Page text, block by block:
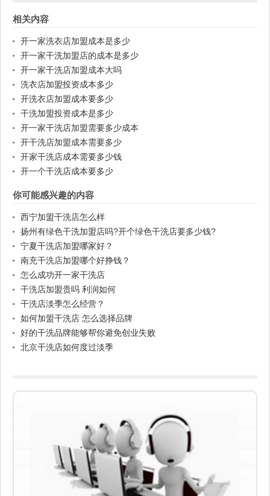
相关内容
开一家洗衣店加盟成本是多少
开一家干洗加盟店的成本是多少
开一家干洗店加盟成本大吗
洗衣店加盟投资成本多少
开洗衣店加盟成本要多少
干洗加盟投资成本是多少
开一家干洗店加盟需要多少成本
开干洗店加盟成本需要多少
开家干洗店成本需要多少钱
开一个干洗店成本要多少
你可能感兴趣的内容
西宁加盟干洗店怎么样
扬州有绿色干洗加盟店吗?开个绿色干洗店要多少钱?
宁夏干洗店加盟哪家好？
南充干洗店加盟哪个好挣钱？
怎么成功开一家干洗店
干洗店加盟贵吗 利润如何
干洗店淡季怎么经营？
如何加盟干洗店 怎么选择品牌
好的干洗品牌能够帮你避免创业失败
北京干洗店如何度过淡季